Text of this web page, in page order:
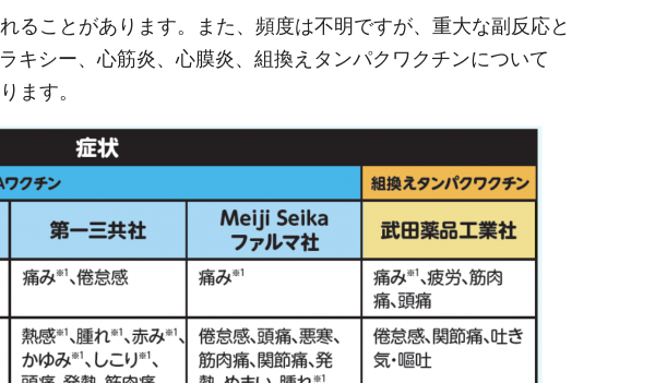
ることがあります。また、頻度は不明ですが、重大な副反応と
キシー、心筋炎、心膜炎、組換えタンパクワクチンについて
ます。